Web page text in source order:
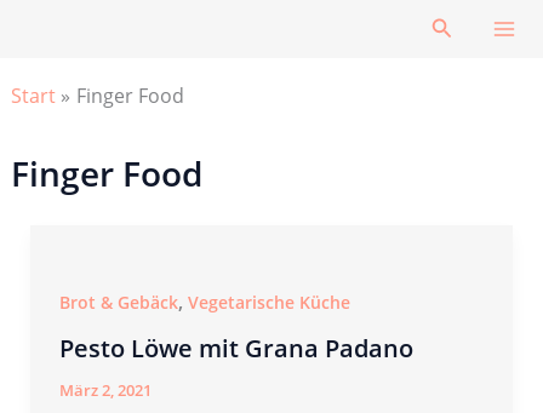
Suchen
Start Finger Food
Finger Food
Brot & Gebäck, Vegetarische Küche
Pesto Löwe mit Grana Padano
März 2, 2021